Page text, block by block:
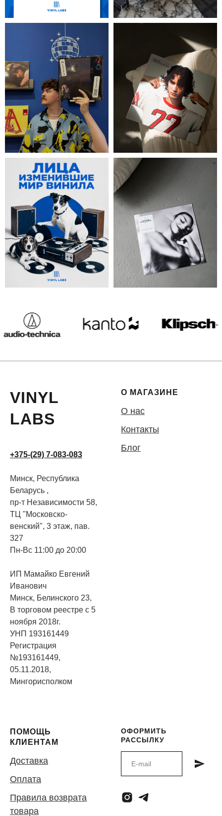
VINYL
LABS
+375-(29) 7-083-083
Минск, Республика
Беларусь ,
пр-т Независимости 58,
ТЦ "Московско-
венский", 3 этаж, пав.
327
Пн-Вс 11:00 до 20:00
ИП Мамайко Евгений
Иванович
Минск, Белинского 23,
В торговом реестре с 5
ноября 2018г.
УНП 193161449
Регистрация
№193161449,
05.11.2018,
Мингорисполком
О МАГАЗИНЕ
О нас
Контакты
Блог
ПОМОЩЬ
КЛИЕНТАМ
Доставка
Оплата
Правила возврата
товара
ОФОРМИТЬ
РАССЫЛКУ